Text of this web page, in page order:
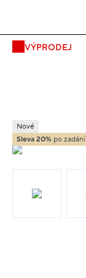
VÝPRODEJ
Nové
Sleva 20% po zadání